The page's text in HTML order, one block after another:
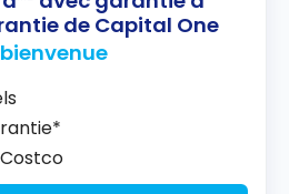
de Capital One